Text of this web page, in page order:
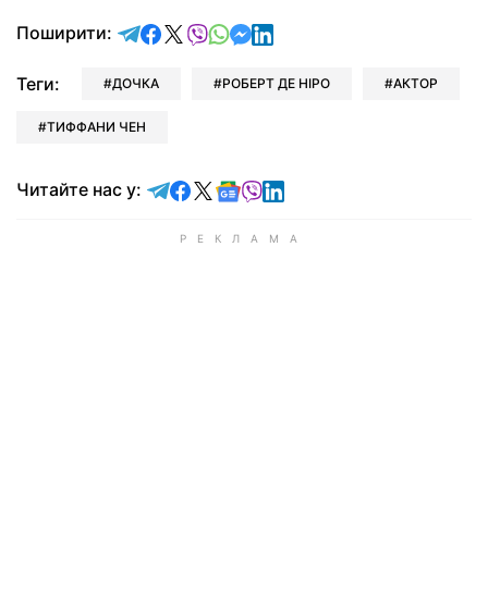
Поширити: відправити у Telegram
поділитись у Facebook
поділитись у X
відправити у Viber
відправити у Whatsapp
відправити у Messenger
відправити у LinkedIn
Теги: ДОЧКА РОБЕРТ ДЕ НІРО АКТОР
ТИФФАНИ ЧЕН
Читайте нас у: Читайте у Telegram
Читайте у Facebook
Читайте у X
Читайте у Google news
Читайте у Viber
Читайте у LinkedIn